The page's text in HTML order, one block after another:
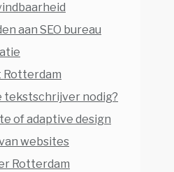
aan SEO bureau
Rotterdam
tekstschrijver nodig?
of adaptive design
websites
Rotterdam